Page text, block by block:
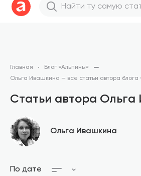
Главная
Блог «Альпины»
Ольга Ивашкина — все статьи автора
Статьи автора
Ольга Ивашкина
По дате